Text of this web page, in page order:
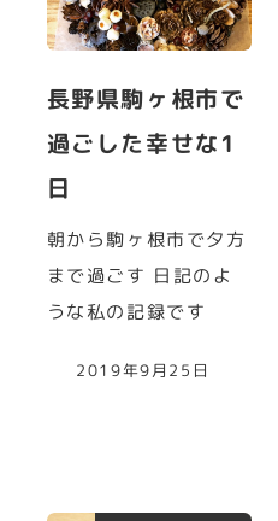
長野県駒ヶ根市で
過ごした幸せな1
日
朝から駒ヶ根市で夕方
まで過ごす 日記のよ
うな私の記録です
2019年9月25日